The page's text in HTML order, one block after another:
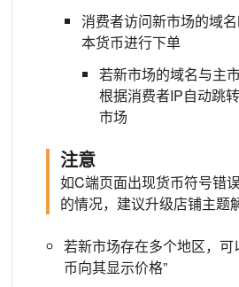
消费者访问新市场的域
本货币进行下单
若新市场的域名与主
根据消费者IP自动跳
市场
注意
如C端页面出现货币符号错
的情况，建议升级店铺主题
若新市场存在多个地区，可
币向其显示价格”